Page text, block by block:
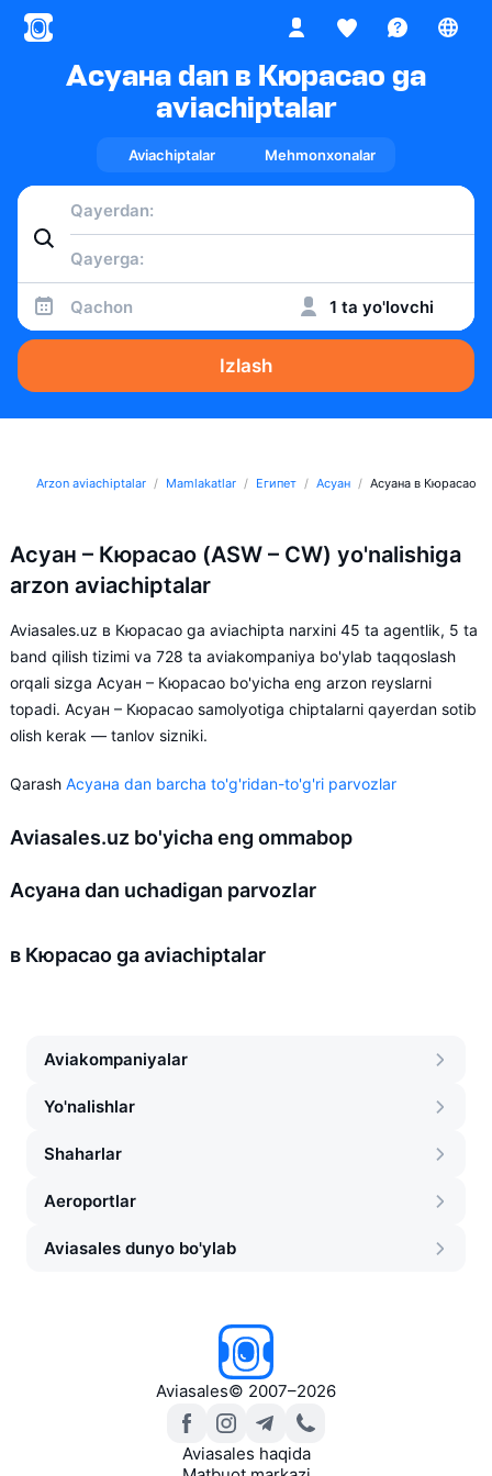
Асуана dan в Кюрасао ga
aviachiptalar
Aviachiptalar Mehmonxonalar
Qachon 1 ta yo'lovchi
Izlash
Arzon aviachiptalar Mamlakatlar Египет Асуан Асуана в Кюрасао
Асуан – Кюрасао (ASW – CW) yo'nalishiga
arzon aviachiptalar
Aviasales.uz в Кюрасао ga aviachipta narxini 45 ta agentlik, 5 ta
band qilish tizimi va 728 ta aviakompaniya bo'ylab taqqoslash
orqali sizga Асуан – Кюрасао bo'yicha eng arzon reyslarni
topadi. Асуан – Кюрасао samolyotiga chiptalarni qayerdan sotib
olish kerak — tanlov sizniki.
Qarash Асуана dan barcha to'g'ridan-to'g'ri parvozlar
Aviasales.uz bo'yicha eng ommabop
Асуана dan uchadigan parvozlar
в Кюрасао ga aviachiptalar
Aviakompaniyalar
Yo'nalishlar
Shaharlar
Aeroportlar
Aviasales dunyo bo'ylab
Aviasales© 2007–2026
Aviasales haqida